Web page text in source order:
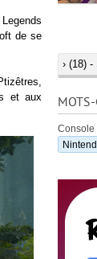
de se
et aux
› (18) -
Console